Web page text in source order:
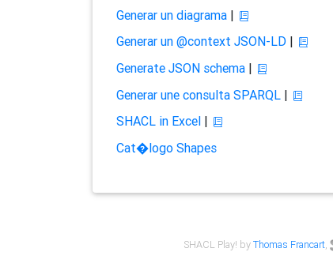
Generar un diagrama|
Generar un @context JSON-LD|
Generate JSON schema|
Generar une consulta SPARQL|
SHACL in Excel|
Cat�logo Shapes
SHACL Play! byThomas Francart,